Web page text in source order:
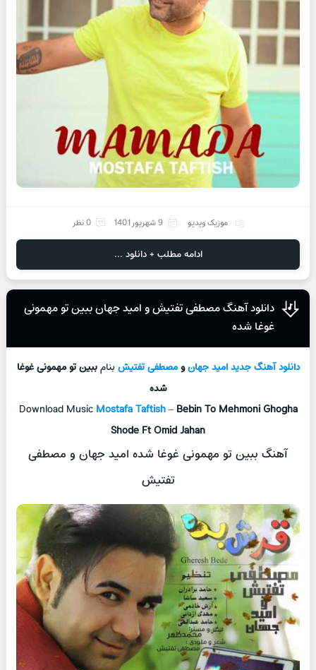
موزیک ویدیو 9 شهریور 1401 0 نظر
ادامه مطلب + دانلود ...
دانلود آهنگ مصطفی تفتیش و امید جهان ببین تو مهمونی
غوغا شده
دانلود آهنگ جدیدامید جهانومصطفی تفتیشبنامببین تو مهمونی غوغا
شده
Download Music Mostafa Taftish– Bebin To Mehmoni Ghogha
Shode Ft Omid Jahan
آهنگ ببین تو مهمونی غوغا شده امید جهان و مصطفی
تفتیش